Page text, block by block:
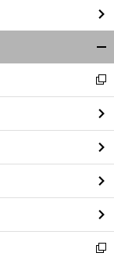
閉
る
新
し
い
ウ
ィ
ン
ド
ウ
で
開
く
新